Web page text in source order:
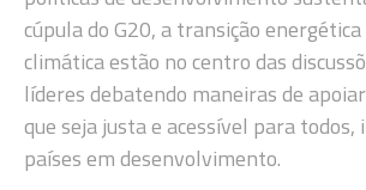
cúpula do G20, a transição
climática estão no centro das
líderes debatendo maneiras de
que seja justa e acessível para todos,
países em desenvolvimento.